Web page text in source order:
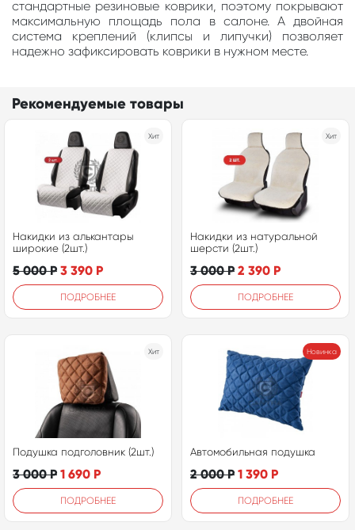
стандартные резиновые коврики, поэтому покрывают
максимальную площадь пола в салоне. А двойная
система креплений (клипсы и липучки) позволяет
надежно зафиксировать коврики в нужном месте.
Рекомендуемые товары
Хит
Накидки из алькантары
широкие (2шт.)
5 000Р 3 390 Р
ПОДРОБНЕЕ
Хит
Накидки из натуральной
шерсти (2шт.)
3 000Р 2 390 Р
ПОДРОБНЕЕ
Хит
Подушка подголовник (2шт.)
3 000Р 1 690 Р
ПОДРОБНЕЕ
Новинка
Автомобильная подушка
2 000Р 1 390 Р
ПОДРОБНЕЕ